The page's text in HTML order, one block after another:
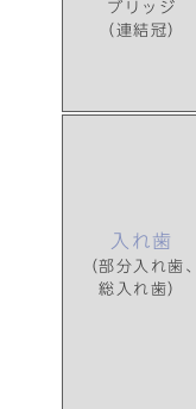
ブリッジ
（連結冠）
入れ歯
（部分入れ歯、
総入れ歯）